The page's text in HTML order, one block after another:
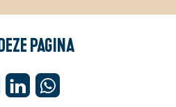
pagina
D
D